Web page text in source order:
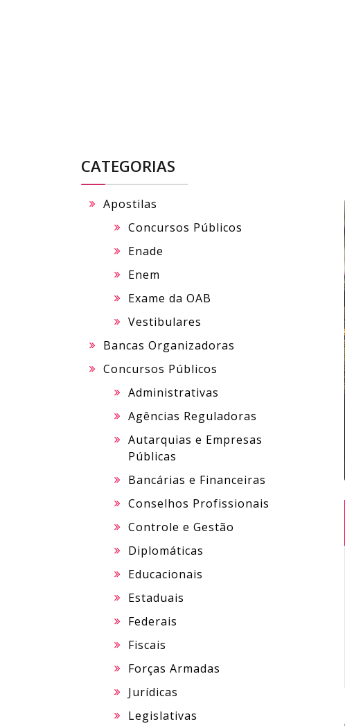
CATEGORIAS
Apostilas
Concursos Públicos
Enade
Enem
Exame da OAB
Vestibulares
Bancas Organizadoras
Concursos Públicos
Administrativas
Agências Reguladoras
Autarquias e Empresas
Públicas
Bancárias e Financeiras
Conselhos Profissionais
Controle e Gestão
Diplomáticas
Educacionais
Estaduais
Federais
Fiscais
Forças Armadas
Jurídicas
Legislativas